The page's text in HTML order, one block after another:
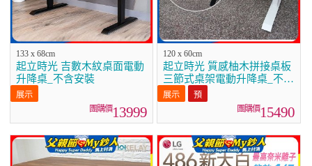
133 x 68cm
起立時光 吉數木紋桌面電動
升降桌_不含安裝
13999
120 x 60cm
起立時光 質感柚木拼接桌板
三節式桌架電動升降桌_不含
安裝
15490